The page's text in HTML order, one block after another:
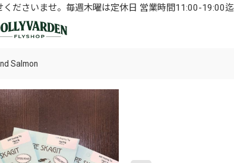
ださいませ。毎週木曜は定休日 営業時間11:00-19:00迄
Salmon